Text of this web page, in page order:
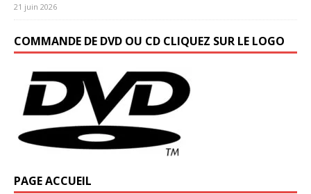
21 juin 2026
COMMANDE DE DVD OU CD CLIQUEZ SUR LE LOGO
PAGE ACCUEIL